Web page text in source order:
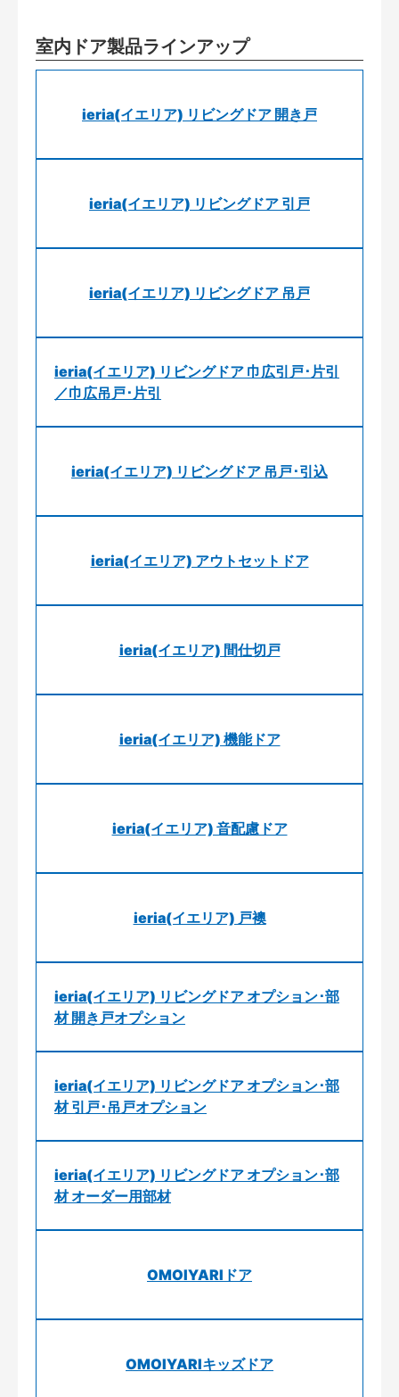
室内ドア製品ラインアップ
ieria(イエリア) リビングドア 開き戸
ieria(イエリア) リビングドア 引戸
ieria(イエリア) リビングドア 吊戸
ieria(イエリア) リビングドア 巾広引戸･片引
／巾広吊戸･片引
ieria(イエリア) リビングドア 吊戸･引込
ieria(イエリア) アウトセットドア
ieria(イエリア) 間仕切戸
ieria(イエリア) 機能ドア
ieria(イエリア) 音配慮ドア
ieria(イエリア) 戸襖
ieria(イエリア) リビングドア オプション･部
材 開き戸オプション
ieria(イエリア) リビングドア オプション･部
材 引戸･吊戸オプション
ieria(イエリア) リビングドア オプション･部
材 オーダー用部材
OMOIYARIドア
OMOIYARIキッズドア